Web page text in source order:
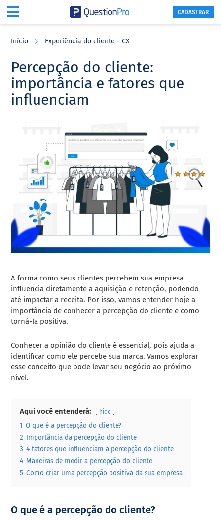
content
sidebar
CADASTRAR
Início Experiência do cliente - CX
Percepção do cliente:
importância e fatores que
influenciam
A forma como seus clientes percebem sua empresa
influencia diretamente a aquisição e retenção, podendo
até impactar a receita. Por isso, vamos entender hoje a
importância de conhecer a percepção do cliente e como
torná-la positiva.
Conhecer a opinião do cliente é essencial, pois ajuda a
identificar como ele percebe sua marca. Vamos explorar
esse conceito que pode levar seu negócio ao próximo
nível.
Aqui você entenderá: hide
1 O que é a percepção do cliente?
2 Importância da percepção do cliente
3 4 fatores que influenciam a percepção do cliente
4 Maneiras de medir a percepção do cliente
5 Como criar uma percepção positiva da sua empresa
O que é a percepção do cliente?